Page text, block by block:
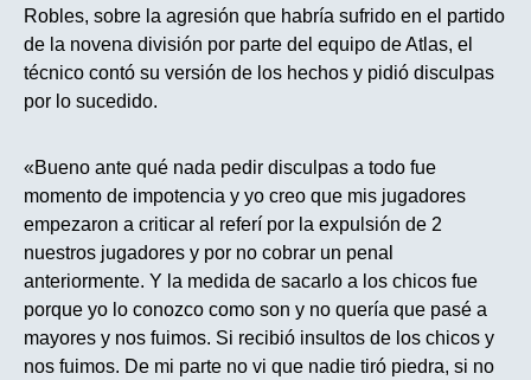
Robles, sobre la agresión que habría sufrido en el partido
de la novena división por parte del equipo de Atlas, el
técnico contó su versión de los hechos y pidió disculpas
por lo sucedido.
«Bueno ante qué nada pedir disculpas a todo fue
momento de impotencia y yo creo que mis jugadores
empezaron a criticar al referí por la expulsión de 2
nuestros jugadores y por no cobrar un penal
anteriormente. Y la medida de sacarlo a los chicos fue
porque yo lo conozco como son y no quería que pasé a
mayores y nos fuimos. Si recibió insultos de los chicos y
nos fuimos. De mi parte no vi que nadie tiró piedra, si no